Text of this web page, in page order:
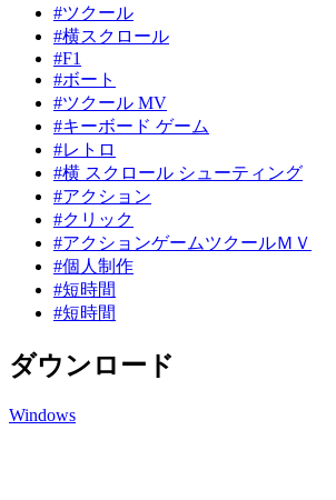
#ツクール
#横スクロール
#F1
#ボート
#ツクール MV
#キーボード ゲーム
#レトロ
#横 スクロール シューティング
#アクション
#クリック
#アクションゲームツクールＭＶ
#個人制作
#短時間
#短時間
ダウンロード
Windows